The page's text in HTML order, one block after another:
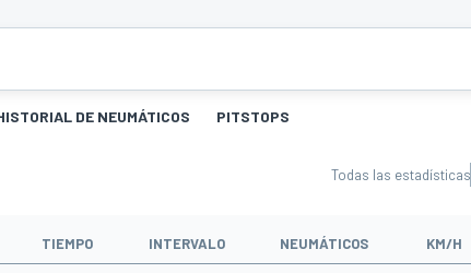
DE NEUMÁTICOS PITSTOPS
Todas las estadísticas
TIEMPO INTERVALO NEUMÁTICOS KM/H